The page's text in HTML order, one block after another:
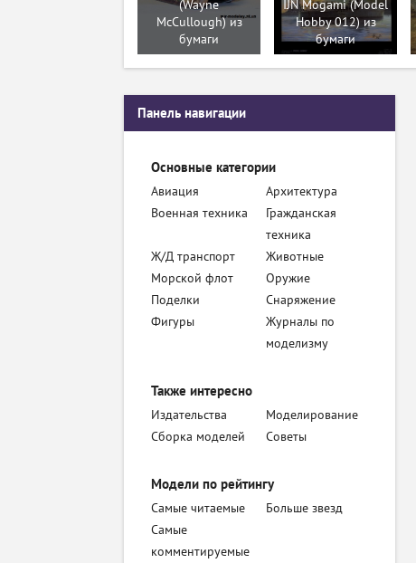
(Wayne
McCullough) из
бумаги
IJN Mogami (Model
Hobby 012) из
бумаги
Панель навигации
Основные категории
Авиация
Архитектура
Военная техника
Гражданская
техника
Ж/Д транспорт
Животные
Морской флот
Оружие
Поделки
Снаряжение
Фигуры
Журналы по
моделизму
Также интересно
Издательства
Моделирование
Сборка моделей
Советы
Модели по рейтингу
Самые читаемые
Больше звезд
Самые
комментируемые